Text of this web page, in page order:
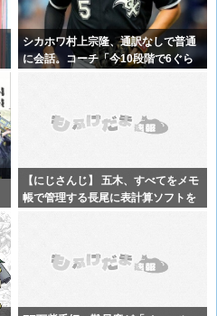
シカホワ村上宗隆、通訳なしで普通
に会話。コーチ「今10段階で6ぐら
【にじさんじ】 五木、すべてをメモ
帳で管理する長尾に表計算ソフトを